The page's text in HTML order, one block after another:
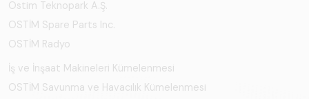
Ostim Teknopark A.Ş.
OSTİM Spare Parts Inc.
OSTİM Radyo
İş ve İnşaat Makineleri Kümelenmesi
OSTİM Savunma ve Havacılık Kümelenmesi